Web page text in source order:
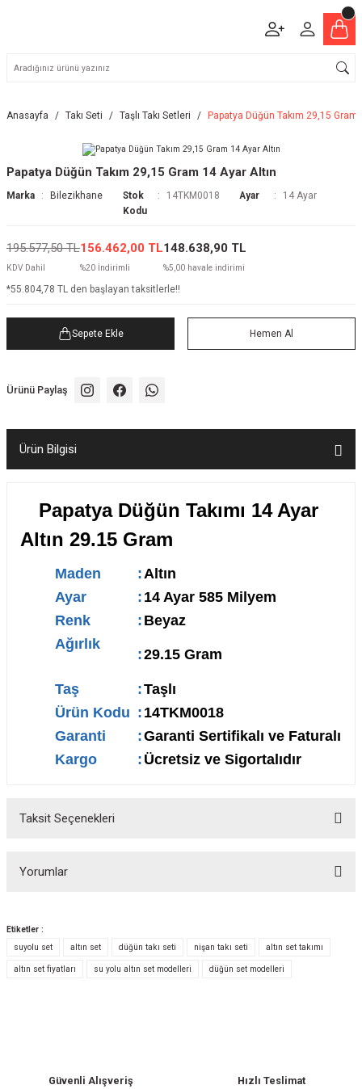
Anasayfa Takı Seti Taşlı Takı Setleri Papatya Düğün Takım 29,15 Gram
Papatya Düğün Takım 29,15 Gram 14 Ayar Altın
Marka Bilezikhane
Stok
Kodu
14TKM0018 Ayar 14 Ayar
195.577,50 TL
KDV Dahil
156.462,00 TL
%20 İndirimli
148.638,90 TL
%5,00 havale indirimi
*55.804,78 TL den başlayan taksitlerle!!
Sepete Ekle Hemen Al
Ürünü Paylaş
Ürün Bilgisi
Papatya Düğün Takımı 14 Ayar
Altın 29.15 Gram
Maden :Altın
Ayar
: 14 Ayar 585 Milyem
Renk
: Beyaz
Ağırlık
:29.15 Gram
Taş :Taşlı
Ürün Kodu : 14TKM0018
Garanti
:Garanti Sertifikalı ve Faturalı
Kargo
: Ücretsiz ve Sigortalıdır
Taksit Seçenekleri
Yorumlar
Bu ürüne ilk yorumu siz yapın!
Etiketler :
suyolu set
altın set düğün takı seti nişan takı seti altın set takımı
altın set fiyatları su yolu altın set modelleri düğün set modelleri
Güvenli Alışveriş Hızlı Teslimat